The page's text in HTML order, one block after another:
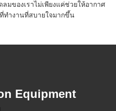
มของเราไม่เพียงแค่ช่วยให้อากาศ
ทํางานที่สบายใจมากขึ้น
Equipment